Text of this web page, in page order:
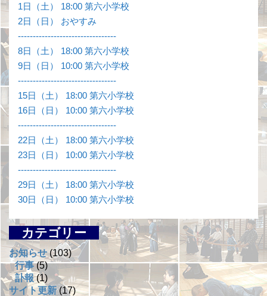
1日（土） 18:00 第六小学校
2日（日） おやすみ
---------------------------------
8日（土） 18:00 第六小学校
9日（日） 10:00 第六小学校
---------------------------------
15日（土） 18:00 第六小学校
16日（日） 10:00 第六小学校
---------------------------------
22日（土） 18:00 第六小学校
23日（日） 10:00 第六小学校
---------------------------------
29日（土） 18:00 第六小学校
30日（日） 10:00 第六小学校
カテゴリー
お知らせ(103)
行事(5)
訃報(1)
サイト更新(17)